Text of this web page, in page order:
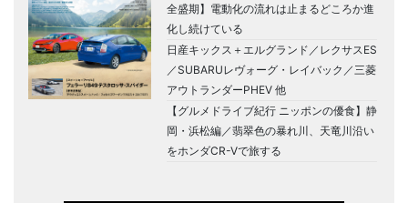
全盛期】電動化の流れは止まるどころか進
化し続けている
日産キックス＋エルグランド／レクサスES
／SUBARUレヴォーグ・レイバック／三菱
アウトランダーPHEV 他
【グルメドライブ紀行 ニッポンの優食】静
岡・浜松編／翡翠色の暴れ川、天竜川沿い
をホンダCR-Vで旅する